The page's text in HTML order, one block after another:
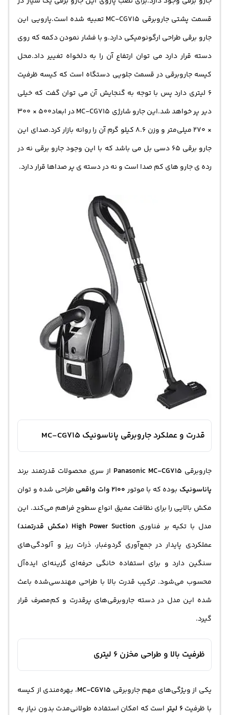
قسمت پشتیجاروبرقی
MC-CG715 تعبیه شده است.پارویی این
جارو برقی طراحی ارگونومیکی دارد.و با فشار نمودن دکمه که روی
دسته قرار دارد می توان ارتفاع آن را به دلخواه تغییر داد.محل
کیسه جاروبرقی در قسمت جلویی دستگاه است که کیسه ظرفیت
6 لیتری دارد پس با توجه به گنجایش آن می توان گفت که خیلی
دیر پر خواهد شد.اینجارو شارژی
MC-CG715 در ابعاد500 × 300
× 270 میلی‌متر و وزن 8.6 کیلو گرم آن را روانه بازار کرد.صدای این
جارو برقی 65 دسی بل می باشد که با این وجود جارو برقی نه در
رده ی جارو های کم صدا است و نه در دسته ی پر صداها قرار دارد.
قدرت و عملکرد جاروبرقی پاناسونیک MC-CG715
جاروبرقی Panasonic MC-CG715 از سری محصولات قدرتمند برند
پاناسونیک بوده که با موتور2100 وات واقعی
طراحی شده و توان
مکش بالایی را برای نظافت عمیق انواع سطوح فراهم می‌کند. این
مدل با تکیه بر فناوری High Power Suction (مکش قدرتمند)
عملکردی پایدار در جمع‌آوری گردوغبار، ذرات ریز و آلودگی‌های
سنگین دارد و برای استفاده خانگی حرفه‌ای گزینه‌ای ایده‌آل
محسوب می‌شود. ترکیب قدرت بالا با طراحی مهندسی‌شده باعث
شده این مدل در دسته جاروبرقی‌های پرقدرت و کم‌مصرف قرار
گیرد.
ظرفیت بالا و طراحی مخزن 6 لیتری
یکی از ویژگی‌های مهم جاروبرقی MC-CG715، بهره‌مندی از کیسه
با ظرفیت6 لیتر
است که امکان استفاده طولانی‌مدت بدون نیاز به